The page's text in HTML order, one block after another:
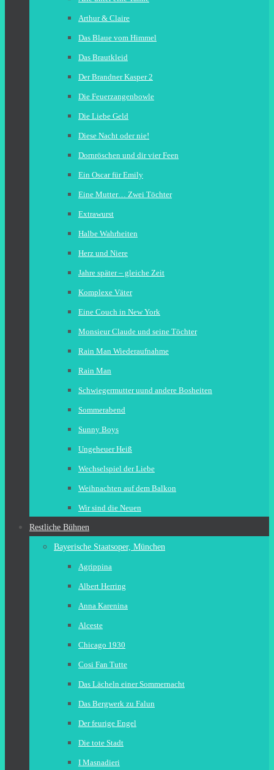
Arthur & Claire
Das Blaue vom Himmel
Das Brautkleid
Der Brandner Kasper 2
Die Feuerzangenbowle
Die Liebe Geld
Diese Nacht oder nie!
Dornröschen und dir vier Feen
Ein Oscar für Emily
Eine Mutter… Zwei Töchter
Extrawurst
Halbe Wahrheiten
Herz und Niere
Jahre später – gleiche Zeit
Komplexe Väter
Eine Couch in New York
Monsieur Claude und seine Töchter
Rain Man Wiederaufnahme
Rain Man
Schwiegermutter uund andere Bosheiten
Sommerabend
Sunny Boys
Ungeheuer Heiß
Wechselspiel der Liebe
Weihnachten auf dem Balkon
Wir sind die Neuen
Restliche Bühnen
Bayerische Staatsoper, München
Agrippina
Albert Herring
Anna Karenina
Alceste
Chicago 1930
Cosi Fan Tutte
Das Lächeln einer Sommernacht
Das Bergwerk zu Falun
Der feurige Engel
Die tote Stadt
I Masnadieri